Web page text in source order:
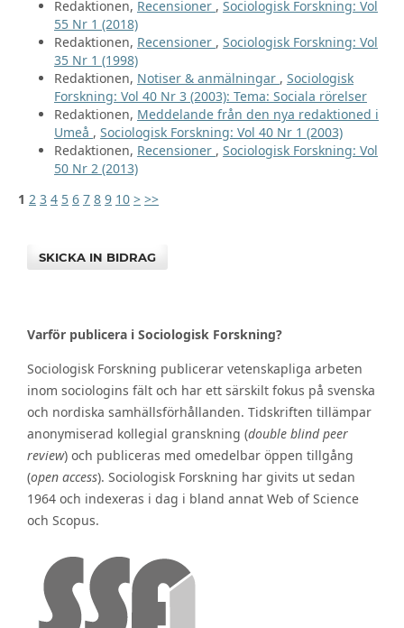
Redaktionen, Recensioner , Sociologisk Forskning: Vol
55 Nr 1 (2018)
Redaktionen, Recensioner , Sociologisk Forskning: Vol
35 Nr 1 (1998)
Redaktionen, Notiser & anmälningar , Sociologisk
Forskning: Vol 40 Nr 3 (2003): Tema: Sociala rörelser
Redaktionen, Meddelande från den nya redaktioned i
Umeå , Sociologisk Forskning: Vol 40 Nr 1 (2003)
Redaktionen, Recensioner , Sociologisk Forskning: Vol
50 Nr 2 (2013)
1 2 3 4 5 6 7 8 9 10 > >>
SKICKA IN BIDRAG
Varför publicera i Sociologisk Forskning?
Sociologisk Forskning publicerar vetenskapliga arbeten
inom sociologins fält och har ett särskilt fokus på svenska
och nordiska samhällsförhållanden. Tidskriften tillämpar
anonymiserad kollegial granskning (double blind peer
review) och publiceras med omedelbar öppen tillgång
(open access). Sociologisk Forskning har givits ut sedan
1964 och indexeras i dag i bland annat Web of Science
och Scopus.